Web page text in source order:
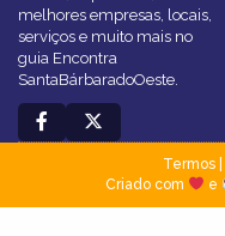
melhores empresas, locais,
serviços e muito mais no
guia Encontra
SantaBárbaradoOeste.
Termos|
Criado com
e